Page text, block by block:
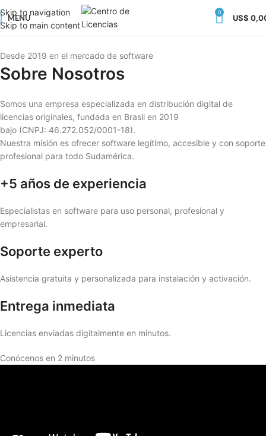
Skip to navigation
Skip to main content
MENU
0
US$
Desde 2019 en el mercado de software
Sobre Nosotros
Somos una empresa especializada en distribución digital de
licencias originales, fundada en Brasil en 2019
bajo (CNPJ: 46.272.052/0001-18).
Nuestra misión es ofrecer software legítimo, accesible y con soporte
profesional para todo Sudamérica.
+5 años de experiencia
Especialistas en software para uso personal, profesional y
empresarial.
Soporte experto
Asistencia gratuita y personalizada para instalación y activación.
Entrega inmediata
Licencias enviadas digitalmente en minutos.
Conócenos en 2 minutos